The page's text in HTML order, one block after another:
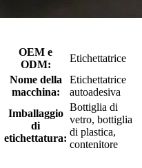
OEM e
ODM:
Etichettatrice
Nome della
macchina:
Etichettatrice
autoadesiva
Imballaggio
di
etichettatura:
Bottiglia di
vetro, bottiglia
di plastica,
contenitore